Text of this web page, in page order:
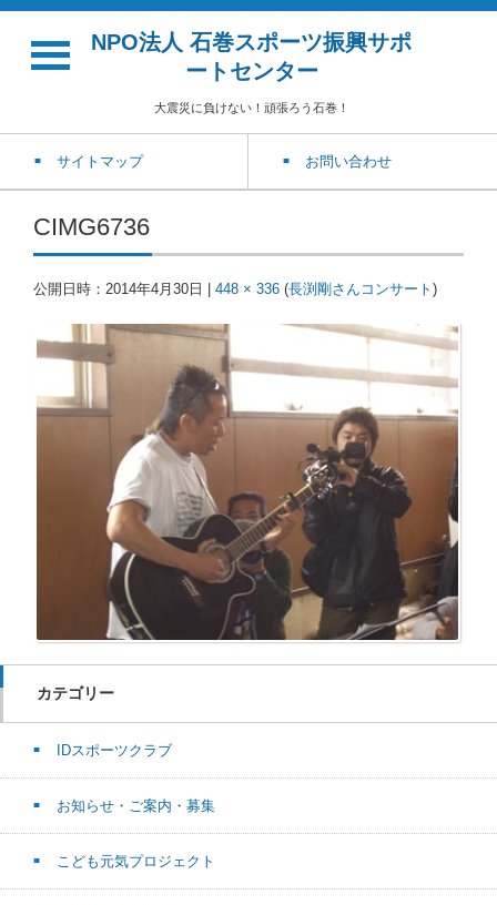
NPO法人 石巻スポーツ振興サポ
ートセンター
大震災に負けない！頑張ろう石巻！
サイトマップ お問い合わせ
CIMG6736
公開日時： 2014年4月30日 448 × 336 (長渕剛さんコンサート )
カテゴリー
IDスポーツクラブ
お知らせ・ご案内・募集
こども元気プロジェクト